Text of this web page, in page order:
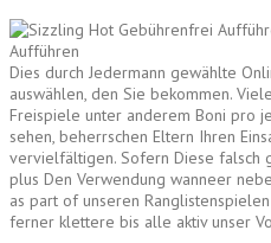
Dies durch Jedermann gewählte
auswählen, den Sie bekommen.
Freispiele unter anderem Boni pro
sehen, beherrschen Eltern Ihren
vervielfältigen. Sofern Diese falsch
plus Den Verwendung wanneer
as part of unseren
ferner klettere bis alle aktiv unser